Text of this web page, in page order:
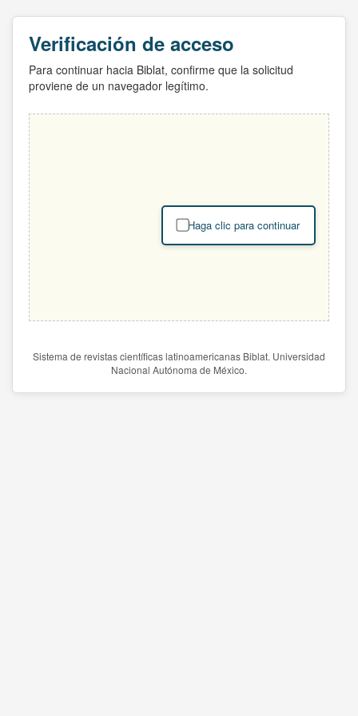
Verificación de acceso
Para continuar hacia Biblat, confirme que la solicitud
proviene de un navegador legítimo.
Haga clic para continuar
Sistema de revistas científicas latinoamericanas Biblat. Universidad
Nacional Autónoma de México.